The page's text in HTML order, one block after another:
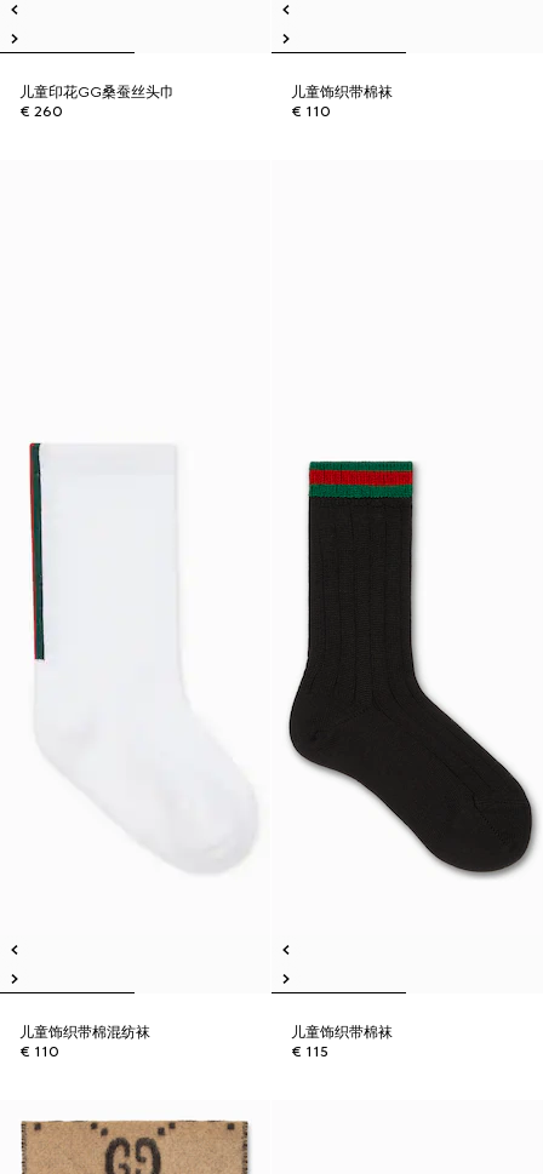
儿童印花GG桑蚕丝头巾
€ 260
儿童饰织带棉袜
€ 110
儿童饰织带棉混纺袜
€ 110
儿童饰织带棉袜
€ 115